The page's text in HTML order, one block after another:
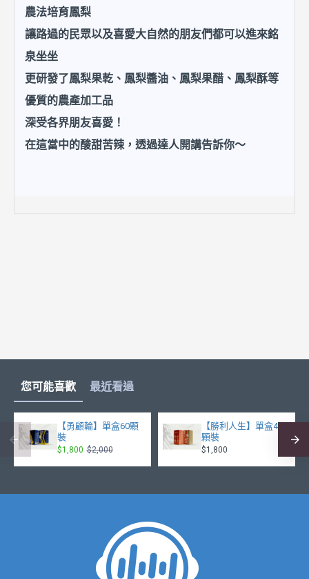
農法培育鳳梨
讓路過的民眾以及喜愛大自然的朋友們都可以進來銘
泉坐坐
更研發了鳳梨果乾、鳳梨醬油、鳳梨果醋、鳳梨酥等
優質的農產加工品
深受各界朋友喜愛！
在這當中的酸甜苦辣，透過達人開講告訴你～
您可能喜歡 最近看過
【勇顧輪】單盒60顆
裝
$1,800 $2,000
【勝利人生】單盒40
顆裝
$1,800